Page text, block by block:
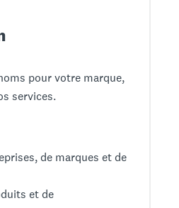
pour votre marque,
services.
de marques et de
et de